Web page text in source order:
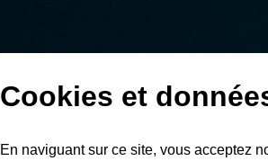
Cookies et
En naviguant sur ce site, vous acceptez